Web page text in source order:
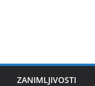
ZANIMLJIVOSTI